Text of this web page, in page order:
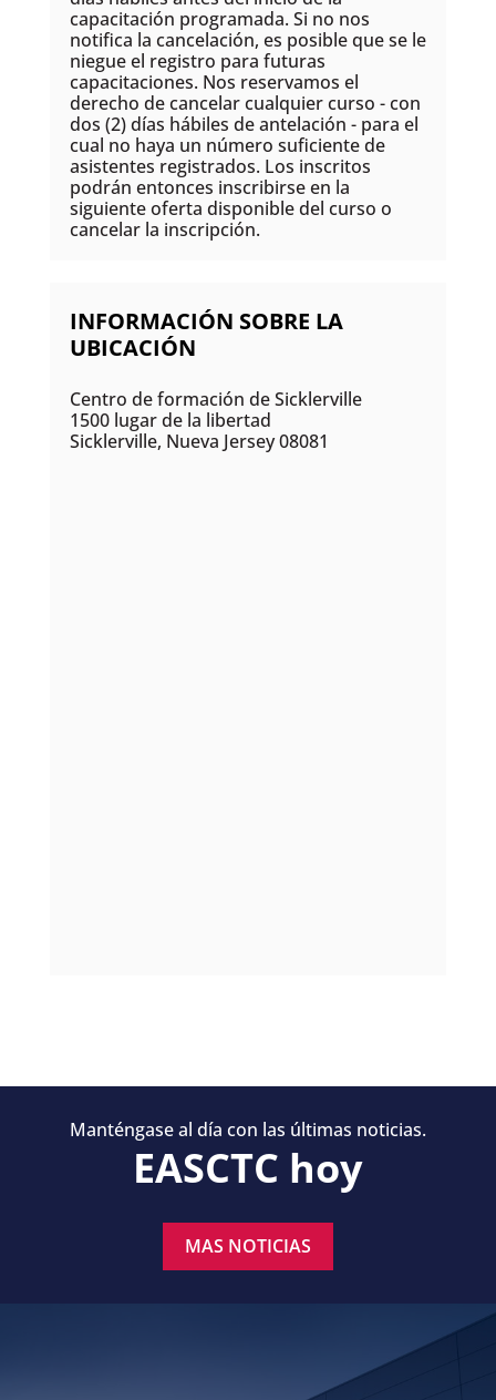
capacitación programada. Si no nos
notifica la cancelación, es posible que se le
niegue el registro para futuras
capacitaciones. Nos reservamos el
derecho de cancelar cualquier curso - con
dos (2) días hábiles de antelación - para el
cual no haya un número suficiente de
asistentes registrados. Los inscritos
podrán entonces inscribirse en la
siguiente oferta disponible del curso o
cancelar la inscripción.
INFORMACIÓN SOBRE LA
UBICACIÓN
Centro de formación de Sicklerville
1500 lugar de la libertad
Sicklerville, Nueva Jersey 08081
Manténgase al día con las últimas noticias.
EASCTC hoy
MAS NOTICIAS